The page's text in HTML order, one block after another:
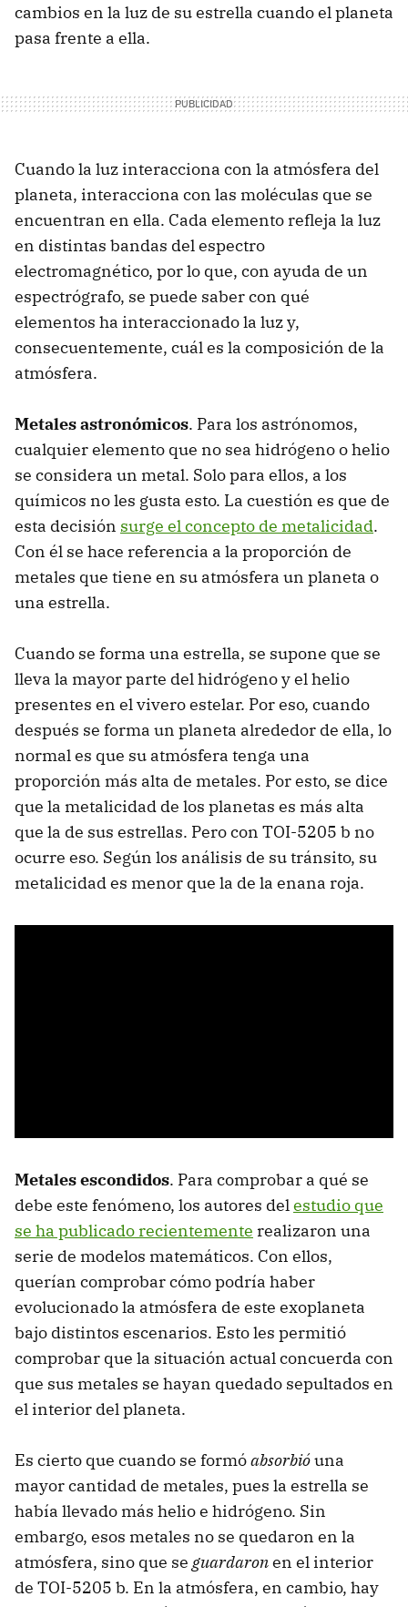
cambios en la luz de su estrella cuando el planeta
pasa frente a ella.
Cuando la luz interacciona con la atmósfera del
planeta, interacciona con las moléculas que se
encuentran en ella. Cada elemento refleja la luz
en distintas bandas del espectro
electromagnético, por lo que, con ayuda de un
espectrógrafo, se puede saber con qué
elementos ha interaccionado la luz y,
consecuentemente, cuál es la composición de la
atmósfera.
Metales astronómicos. Para los astrónomos,
cualquier elemento que no sea hidrógeno o helio
se considera un metal. Solo para ellos, a los
químicos no les gusta esto. La cuestión es que de
esta decisión surge el concepto de metalicidad.
Con él se hace referencia a la proporción de
metales que tiene en su atmósfera un planeta o
una estrella.
Cuando se forma una estrella, se supone que se
lleva la mayor parte del hidrógeno y el helio
presentes en el vivero estelar. Por eso, cuando
después se forma un planeta alrededor de ella, lo
normal es que su atmósfera tenga una
proporción más alta de metales. Por esto, se dice
que la metalicidad de los planetas es más alta
que la de sus estrellas. Pero con TOI-5205 b no
ocurre eso. Según los análisis de su tránsito, su
metalicidad es menor que la de la enana roja.
Metales escondidos. Para comprobar a qué se
debe este fenómeno, los autores delestudio que
se ha publicado recientemente realizaron una
serie de modelos matemáticos. Con ellos,
querían comprobar cómo podría haber
evolucionado la atmósfera de este exoplaneta
bajo distintos escenarios. Esto les permitió
comprobar que la situación actual concuerda con
que sus metales se hayan quedado sepultados en
el interior del planeta.
Es cierto que cuando se formóabsorbióuna
mayor cantidad de metales, pues la estrella se
había llevado más helio e hidrógeno. Sin
embargo, esos metales no se quedaron en la
atmósfera, sino que se guardaronen el interior
de TOI-5205 b. En la atmósfera, en cambio, hay